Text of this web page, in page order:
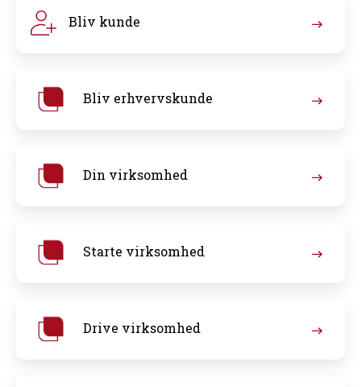
Bliv kunde
Bliv erhvervskunde
Din virksomhed
Starte virksomhed
Drive virksomhed